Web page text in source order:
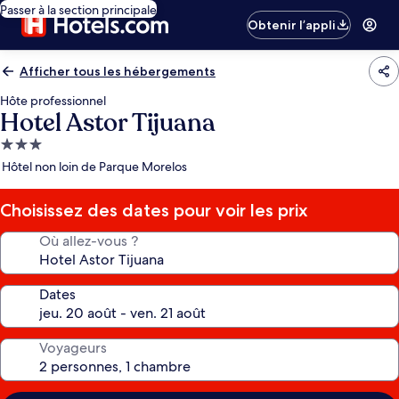
Passer à la section principale
Obtenir l’appli
Afficher tous les hébergements
Hôte professionnel
Hotel Astor Tijuana
Hébergement
3.0 étoiles
Hôtel non loin de Parque Morelos
Choisissez des dates pour voir les prix
Où allez-vous ?
Dates
Voyageurs